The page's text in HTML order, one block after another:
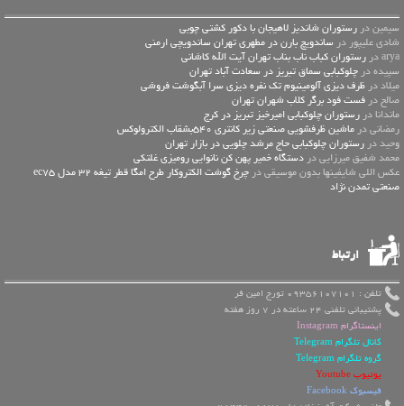
سیمین در رستوران شاندیز لاهیجان با دکور کشتی چوبی
شادی علیپور در ساندویچ بارن در مطهری تهران ساندویچی ارمنی
arya در
رستوران کباب ناب بناب تهران آیت الله کاشانی
سپیده در چلوکبابی سماق تبریز در سعادت آباد تهران
میلاد در ظرف دیزی آلومینیوم تک نفره دیزی سرا آبگوشت فروشی
صالح در فست فود برگر کلاب شهران تهران
ماندانا در رستوران چلوکبابی امیرخیز تبریز در کرج
رمضانی در ماشین ظرفشویی صنعتی زیر کانتری 540بشقاب الکترولوکس
وحید در رستوران چلوکبابی حاج مرشد چلویی در بازار تهران
محمد شفیق میرزایی در دستگاه خمیر پهن کن نانوایی رومیزی غلتکی
عكس اللي شايفينها بدون موسيقى در
چرخ گوشت الکتروکار طرح امگا قطر تیغه 32 مدل ec75
صنعتی تمدن نژاد
ارتباط
تلفن : 09356107101 تورج امین فر
پشتیبانی تلفنی 24 ساعته در 7 روز هفته
اینستاگرام Instagram
کانال تلگرام Telegram
گروه تلگرام Telegram
یوتیوب Youtube
فیسبوک Facebook